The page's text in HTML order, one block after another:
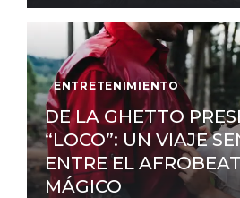
ENTRETENIMIENTO
DE LA GHETTO
“LOCO”: UN VIAJE
ENTRE EL
MÁGICO